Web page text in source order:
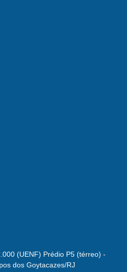
(UENF) Prédio P5 (térreo) -
dos Goytacazes/RJ